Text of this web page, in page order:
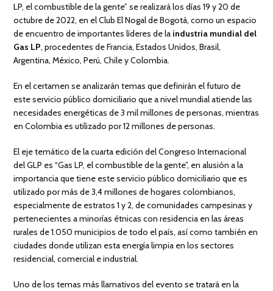
LP, el combustible de la gente” se realizará los días 19 y 20 de
octubre de 2022, en el Club El Nogal de Bogotá, como un espacio
de encuentro de importantes líderes de la industria mundial del
Gas LP, procedentes de Francia, Estados Unidos, Brasil,
Argentina, México, Perú, Chile y Colombia.
En el certamen se analizarán temas que definirán el futuro de
este servicio público domiciliario que a nivel mundial atiende las
necesidades energéticas de 3 mil millones de personas, mientras
en Colombia es utilizado por 12 millones de personas.
El eje temático de la cuarta edición del Congreso Internacional
del GLP es “Gas LP, el combustible de la gente”, en alusión a la
importancia que tiene este servicio público domiciliario que es
utilizado por más de 3,4 millones de hogares colombianos,
especialmente de estratos 1 y 2, de comunidades campesinas y
pertenecientes a minorías étnicas con residencia en las áreas
rurales de 1.050 municipios de todo el país, así como también en
ciudades donde utilizan esta energía limpia en los sectores
residencial, comercial e industrial.
Uno de los temas más llamativos del evento se tratará en la